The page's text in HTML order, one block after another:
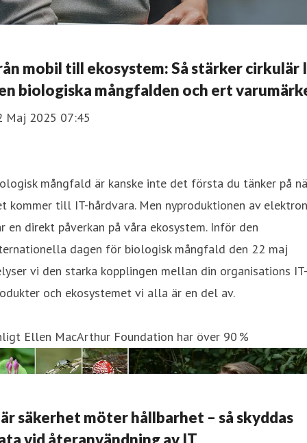
mobil till ekosystem: Så stärker cirkulär
biologiska mångfalden och ert
Maj 2025 07:45
mångfald är kanske inte det första du tänker på
kommer till IT-hårdvara. Men nyproduktionen av
en direkt påverkan på våra ekosystem. Inför den
dagen för biologisk mångfald den 22 maj
vi den starka kopplingen mellan din organisations IT-
och ekosystemet vi alla är en del av.
Ellen MacArthur Foundation har över 90 %
säkerhet möter hållbarhet – så skyddas
vid återanvändning av IT